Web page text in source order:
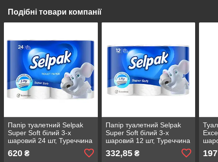
Подібні товари компанії
Папiр туалетний Selpak
Super Soft білий 3-х
шаровий 24 шт, Туреччина
620 ₴
Папiр туалетний Selpak
Super Soft білий 3-х
шаровий 12 шт, Туреччина
332,85₴ 197